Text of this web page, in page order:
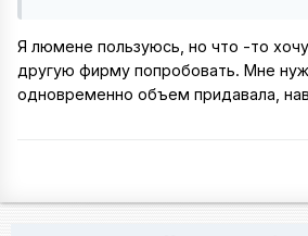
Я люмене пользуюсь, но что -то
другую фирму попробовать. Мне
одновременно объем придавала,